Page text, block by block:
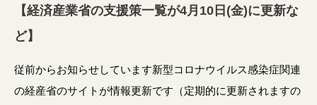
【経済産業省の支援策一覧が4月10日(金)に更新な
ど】
従前からお知らせしています新型コロナウイルス感染症関連
の経産省のサイトが情報更新です（定期的に更新されますの